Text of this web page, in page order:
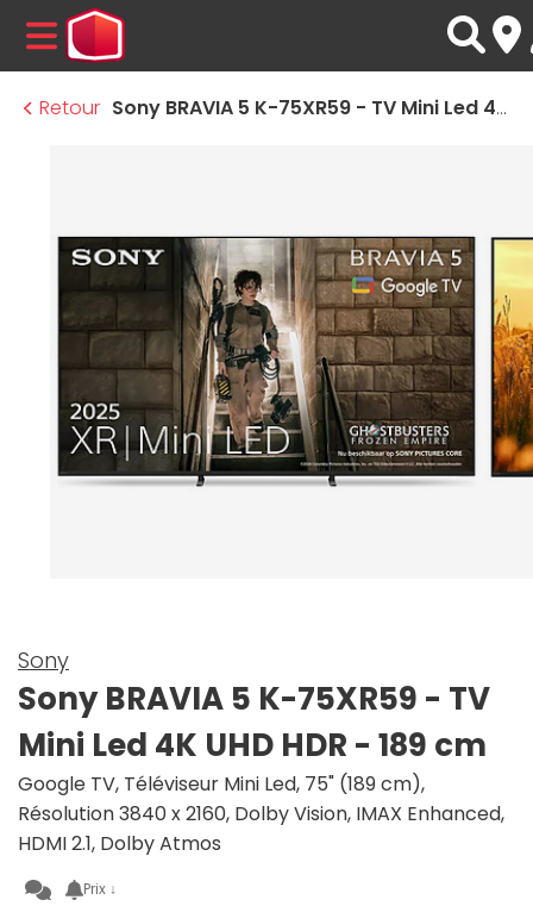
MENU
Retour
Sony BRAVIA 5 K-75XR59 - TV Mini Led 4K UHD HDR - 189 cm
Sony
Sony BRAVIA 5 K-75XR59 - TV
Mini Led 4K UHD HDR - 189 cm
Google TV, Téléviseur Mini Led, 75" (189 cm),
Résolution 3840 x 2160, Dolby Vision, IMAX Enhanced,
HDMI 2.1, Dolby Atmos
Prix ↓